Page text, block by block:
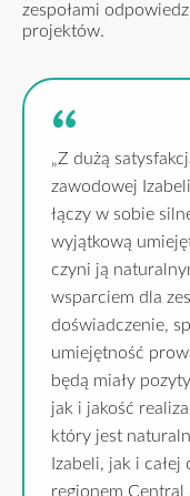
zespołami
projektów.
„Z dużą
zawodowej
łączy w sobie
wyjątkową
czyni ją
wsparciem dla
doświadczenie,
umiejętność
będą miały
jak i jakość
który jest
Izabeli, jak i
regionem Central